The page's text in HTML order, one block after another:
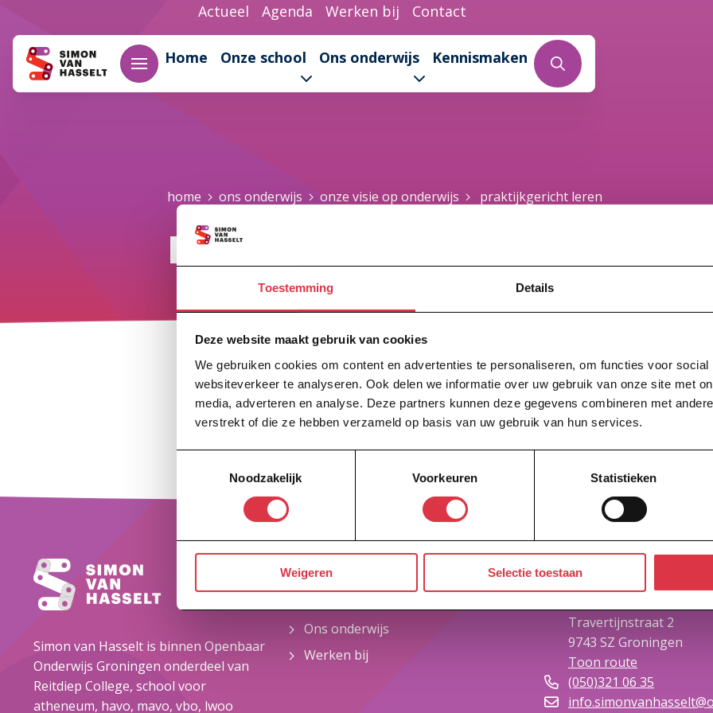
Toestemming Details
Deze website maakt gebruik van cookies
We gebruiken cookies om content en advertenties te personaliseren, om functies voor
websiteverkeer te analyseren. Ook delen we informatie over uw gebruik van onze site met
media, adverteren en analyse. Deze partners kunnen deze gegevens combineren met
verstrekt of die ze hebben verzameld op basis van uw gebruik van hun services.
Noodzakelijk
Voorkeuren Statistieken
Weigeren Selectie toestaan
Overslaan en naar de inhoud gaan
Actueel Agenda Werken bij Contact
Home Onze school Ons onderwijs Kennismaken
Kruimelpad
home ons onderwijs onze visie op onderwijs praktijkgericht leren
Praktijkgericht leren
Simon van Hasselt is binnen Openbaar
Onderwijs Groningen onderdeel van
Reitdiep College, school voor
atheneum, havo, mavo, vbo, lwoo
Snel naar
Ons onderwijs
Werken bij
Contact
Travertijnstraat 2
9743 SZ Groningen
Toon route
(050)321 06 35